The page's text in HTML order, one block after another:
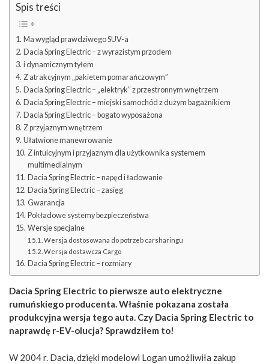
Spis treści
Ma wygląd prawdziwego SUV-a
Dacia Spring Electric – z wyrazistym przodem
i dynamicznym tyłem
Z atrakcyjnym „pakietem pomarańczowym”
Dacia Spring Electric – „elektryk” z przestronnym wnętrzem
Dacia Spring Electric – miejski samochód z dużym bagażnikiem
Dacia Spring Electric – bogato wyposażona
Z przyjaznym wnętrzem
Ułatwione manewrowanie
Z intuicyjnym i przyjaznym dla użytkownika systemem
multimedialnym
Dacia Spring Electric – napęd i ładowanie
Dacia Spring Electric – zasięg
Gwarancja
Pokładowe systemy bezpieczeństwa
Wersje specjalne
Wersja dostosowana do potrzeb carsharingu
Wersja dostawcza Cargo
Dacia Spring Electric – rozmiary
Dacia Spring Electric to pierwsze auto elektryczne
rumuńskiego producenta. Właśnie pokazana została
produkcyjna wersja tego auta. Czy Dacia Spring Electric to
naprawdę r-EV-olucja? Sprawdziłem to!
W 2004 r. Dacia, dzięki modelowi Logan umożliwiła zakup